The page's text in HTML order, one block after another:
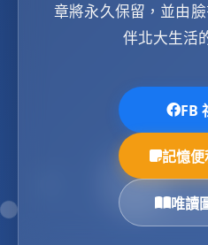
章將永久保留，並由
伴北大生活
FB
記憶
唯讀